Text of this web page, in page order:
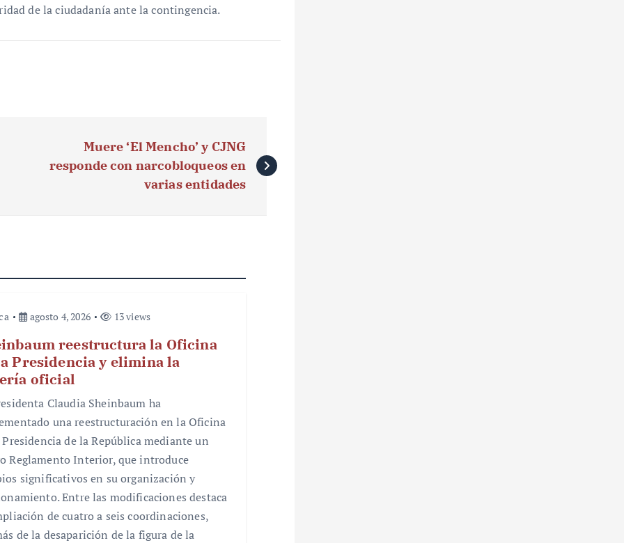
de la ciudadanía ante la contingencia.
Muere ‘El Mencho’ y CJNG
responde con narcobloqueos en
varias entidades
agosto 4, 2026 13 views
reestructura la Oficina
Presidencia y elimina la
oficial
Claudia Sheinbaum ha
una reestructuración en la Oficina
Presidencia de la República mediante un
Reglamento Interior, que introduce
significativos en su organización y
Entre las modificaciones destaca
de cuatro a seis coordinaciones,
de la desaparición de la figura de la